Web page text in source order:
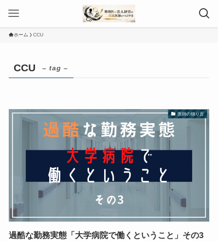
ホーム CCU
CCU – tag –
医師の独り言
過酷な勤務実態「大学病院で働くということ」その3